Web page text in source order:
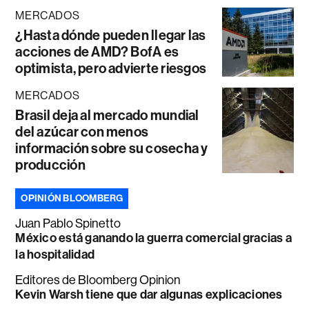
MERCADOS
¿Hasta dónde pueden llegar las
acciones de AMD? BofA es
optimista, pero advierte riesgos
MERCADOS
Brasil deja al mercado mundial
del azúcar con menos
información sobre su cosecha y
producción
OPINIÓN BLOOMBERG
Juan Pablo Spinetto
México está ganando la guerra comercial gracias a
la hospitalidad
Editores de Bloomberg Opinion
Kevin Warsh tiene que dar algunas explicaciones